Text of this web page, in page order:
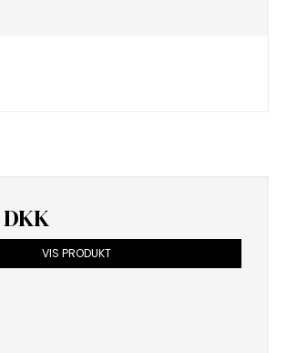
VIS PRODUKT